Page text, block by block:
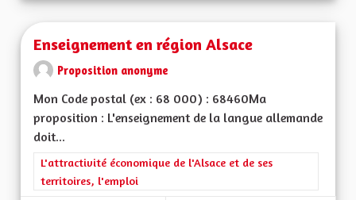
Enseignement en région Alsace
Proposition anonyme
Mon Code postal (ex : 68 000) : 68460Ma
proposition : L'enseignement de la langue allemande
doit...
Filtrer les résultats de la catégorie : L'attractivité
L'attractivité économique de l'Alsace et de ses
territoires, l'emploi